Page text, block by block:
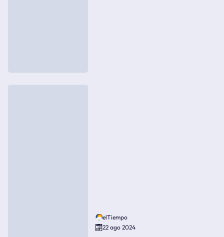
elTiempo
22 ago 2024